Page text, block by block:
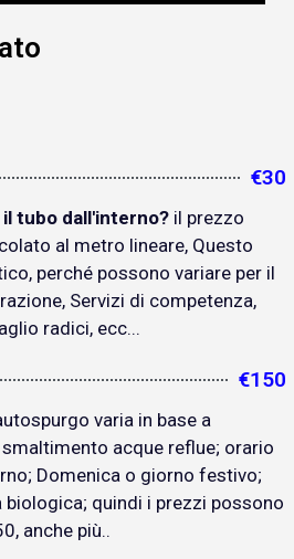
€30
tubo dall'interno? il prezzo
al metro lineare, Questo
perché possono variare per il
Servizi di competenza,
radici, ecc...
€150
varia in base a
acque reflue; orario
Domenica o giorno festivo;
quindi i prezzi possono
anche più..